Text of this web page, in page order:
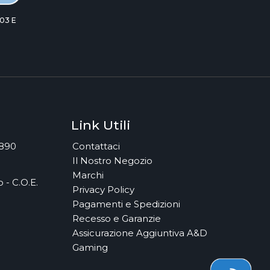
E
C.O.E.
Link Utili
Contattaci
Il Nostro Negozio
Marchi
Privacy Policy
Pagamenti e Spedizioni
Recesso e Garanzie
Assicurazione Aggiuntiva A&D
Gaming